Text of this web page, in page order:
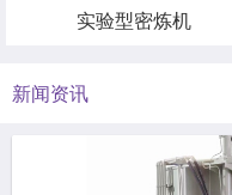
实验型密炼机
新闻资讯